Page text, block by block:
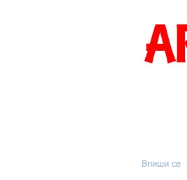
Впиши се